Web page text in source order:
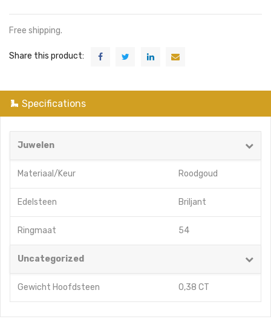
Free shipping.
Share this product:
Specifications
Juwelen
Materiaal/Keur Roodgoud
Edelsteen Briljant
Ringmaat 54
Uncategorized
Gewicht Hoofdsteen 0,38 CT